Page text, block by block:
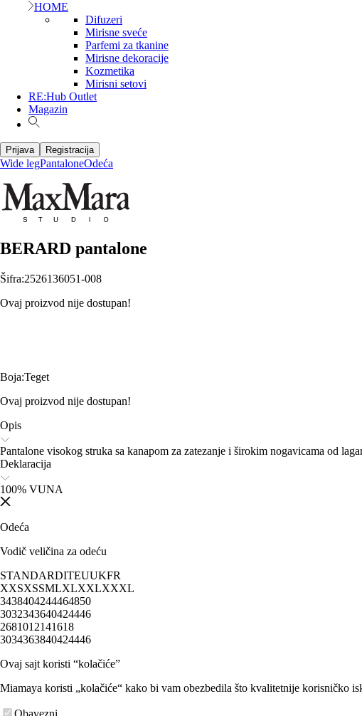
HOME
Difuzeri
Mirisne sveće
Parfemi za tkanine
Mirisne dekoracije
Kozmetika
Mirisni setovi
RE:Hub Outlet
Magazin
Prijava Registracija
Wide legPantaloneOdeća
BERARD pantalone
Šifra:2526136051-008
Ovaj proizvod nije dostupan!
Boja:Teget
Ovaj proizvod nije dostupan!
Opis
Pantalone visokog struka sa kanapom za zatezanje i širokim nogavicama od
Deklaracija
100% VUNA
Odeća
Vodič veličina za odeću
STANDARDITEUUKFR
XXSXSSMLXLXXLXXXL
3438404244464850
3032343640424446
2681012141618
3034363840424446
Ovaj sajt koristi “kolačiće”
Miamaya koristi „kolačiće“ kako bi vam obezbedila što kvalitetnije korisničko
Obavezni